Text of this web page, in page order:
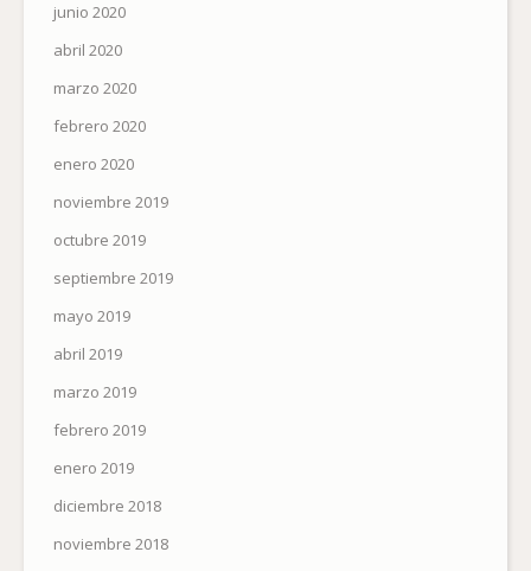
junio 2020
abril 2020
marzo 2020
febrero 2020
enero 2020
noviembre 2019
octubre 2019
septiembre 2019
mayo 2019
abril 2019
marzo 2019
febrero 2019
enero 2019
diciembre 2018
noviembre 2018